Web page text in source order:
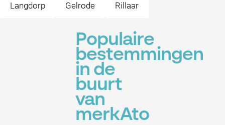
Langdorp Gelrode Rillaar
Populaire
bestemmingen
in de
buurt
van
merkAto